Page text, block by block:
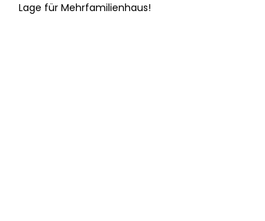
Lage für Mehrfamilienhaus!